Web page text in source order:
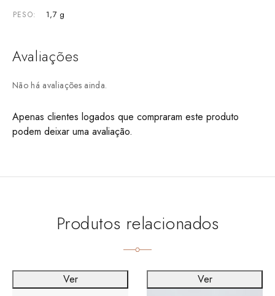
PESO 1,7 g
Avaliações
Não há avaliações ainda.
Apenas clientes logados que compraram este produto
podem deixar uma avaliação.
Produtos relacionados
Ver Ver